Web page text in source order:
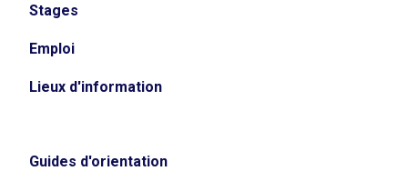
Stages
Emploi
Lieux d'information
Guides d'orientation